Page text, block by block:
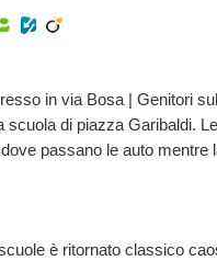
in via Bosa | Genitori
scuola di piazza Garibaldi.
passano le auto mentre
è ritornato classico